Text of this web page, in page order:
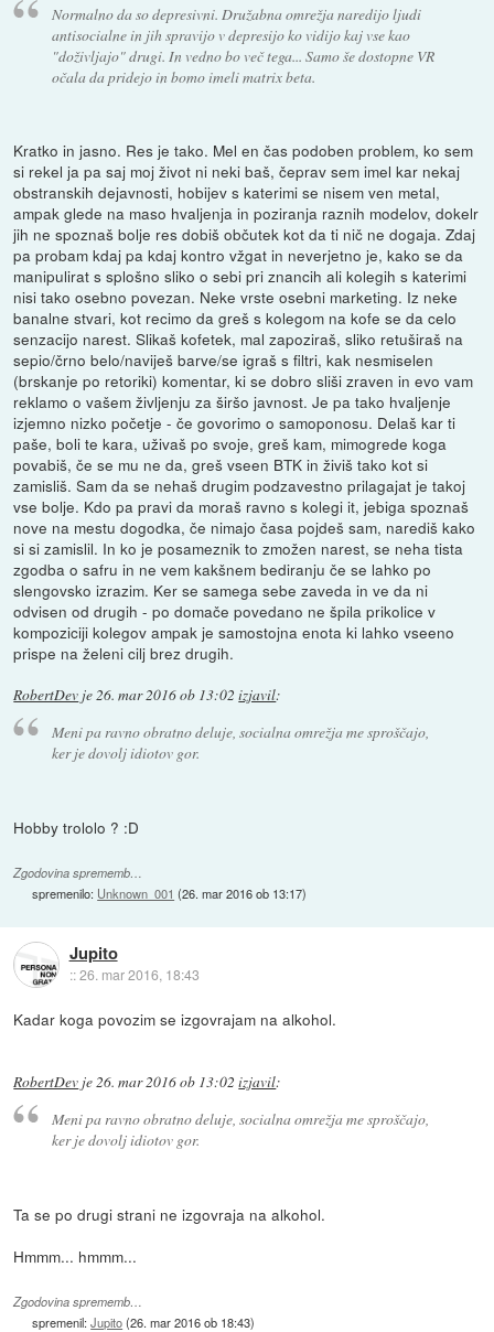
Normalno da so depresivni. Družabna omrežja naredijo ljudi
antisocialne in jih spravijo v depresijo ko vidijo kaj vse kao
"doživljajo" drugi. In vedno bo več tega... Samo še dostopne VR
očala da pridejo in bomo imeli matrix beta.
Kratko in jasno. Res je tako. Mel en čas podoben problem, ko sem
si rekel ja pa saj moj život ni neki baš, čeprav sem imel kar nekaj
obstranskih dejavnosti, hobijev s katerimi se nisem ven metal,
ampak glede na maso hvaljenja in poziranja raznih modelov, dokelr
jih ne spoznaš bolje res dobiš občutek kot da ti nič ne dogaja. Zdaj
pa probam kdaj pa kdaj kontro vžgat in neverjetno je, kako se da
manipulirat s splošno sliko o sebi pri znancih ali kolegih s katerimi
nisi tako osebno povezan. Neke vrste osebni marketing. Iz neke
banalne stvari, kot recimo da greš s kolegom na kofe se da celo
senzacijo narest. Slikaš kofetek, mal zapoziraš, sliko retuširaš na
sepio/črno belo/naviješ barve/se igraš s filtri, kak nesmiselen
(brskanje po retoriki) komentar, ki se dobro sliši zraven in evo vam
reklamo o vašem življenju za širšo javnost. Je pa tako hvaljenje
izjemno nizko početje - če govorimo o samoponosu. Delaš kar ti
paše, boli te kara, uživaš po svoje, greš kam, mimogrede koga
povabiš, če se mu ne da, greš vseen BTK in živiš tako kot si
zamisliš. Sam da se nehaš drugim podzavestno prilagajat je takoj
vse bolje. Kdo pa pravi da moraš ravno s kolegi it, jebiga spoznaš
nove na mestu dogodka, če nimajo časa pojdeš sam, narediš kako
si si zamislil. In ko je posameznik to zmožen narest, se neha tista
zgodba o safru in ne vem kakšnem bediranju če se lahko po
slengovsko izrazim. Ker se samega sebe zaveda in ve da ni
odvisen od drugih - po domače povedano ne špila prikolice v
kompoziciji kolegov ampak je samostojna enota ki lahko vseeno
prispe na želeni cilj brez drugih.
RobertDev je26. mar 2016 ob 13:02 izjavil:
Meni pa ravno obratno deluje, socialna omrežja me sproščajo,
ker je dovolj idiotov gor.
Hobby trololo ? :D
Zgodovina sprememb…
spremenilo: Unknown_001 (26. mar 2016 ob 13:17)
Jupito
::26. mar 2016, 18:43
Kadar koga povozim se izgovrajam na alkohol.
RobertDev je26. mar 2016 ob 13:02 izjavil:
Meni pa ravno obratno deluje, socialna omrežja me sproščajo,
ker je dovolj idiotov gor.
Ta se po drugi strani ne izgovraja na alkohol.
Hmmm... hmmm...
Zgodovina sprememb…
spremenil:Jupito(26. mar 2016 ob 18:43)